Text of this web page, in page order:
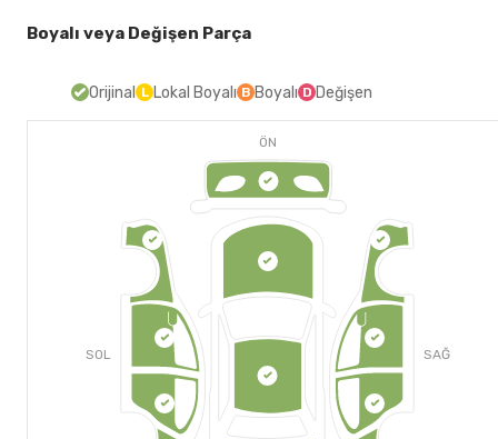
Boyalı veya Değişen Parça
Orijinal L Lokal Boyalı B Boyalı D Değişen
ÖN
SOL SAĞ